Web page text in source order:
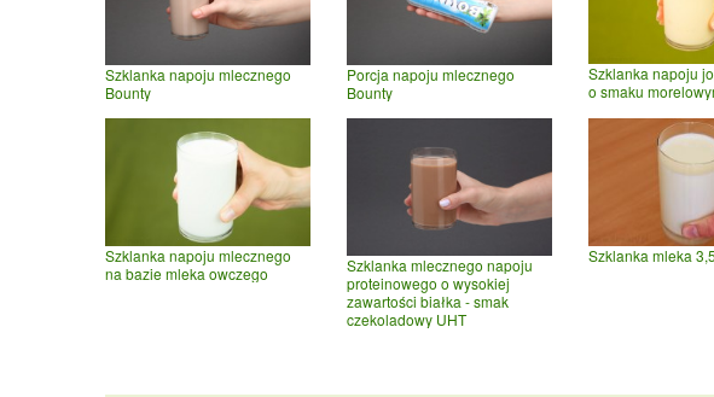
Szklanka napoju mlecznego
Bounty
Porcja napoju mlecznego
Bounty
Szklanka napoju
o smaku
Szklanka napoju mlecznego
na bazie mleka owczego
Szklanka mlecznego napoju
proteinowego o wysokiej
zawartości białka - smak
czekoladowy UHT
Szklanka mleka